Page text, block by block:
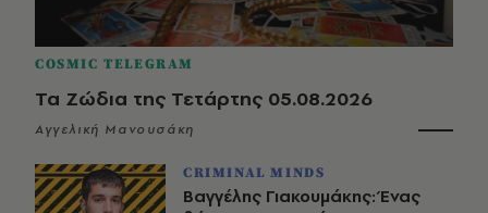
COSMIC TELEGRAM
Τα Ζώδια της Τετάρτης 05.08.2026
Αγγελική Μανουσάκη
CRIMINAL MINDS
Βαγγέλης Γιακουμάκης: Ένας